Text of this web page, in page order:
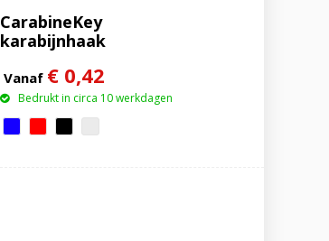
CarabineKey
karabijnhaak
Vanaf € 0,42
Bedrukt in circa 10 werkdagen